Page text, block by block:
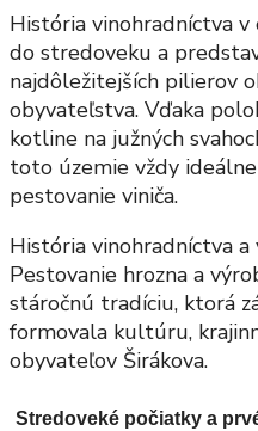
História vinohradníctva v
do stredoveku a
najdôležitejších pilierov
obyvateľstva. Vďaka
kotline na južných
toto územie vždy
pestovanie viniča.
História vinohradníctva a
Pestovanie hrozna a
stáročnú tradíciu, ktorá
formovala kultúru,
obyvateľov Širákova.
Stredoveké počiatky a